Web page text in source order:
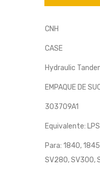
CNH
CASE
Hydraulic
EMPAQUE DE
303709A1
Equivalente:
Para: 1840,
SV280, SV300,